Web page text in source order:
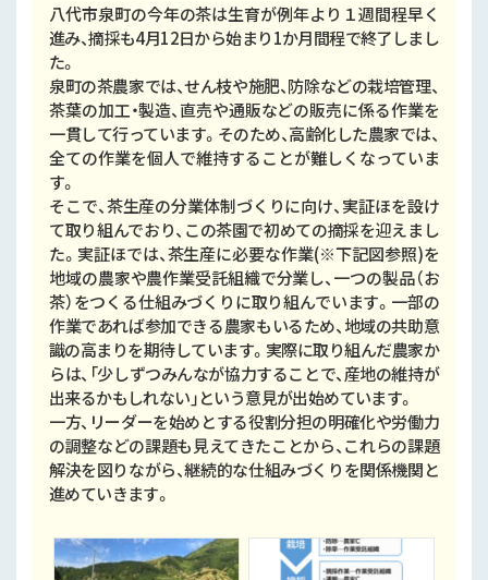
八代市泉町の今年の茶は生育が例年より１週間程早く
進み、摘採も4月12日から始まり1か月間程で終了しまし
た。
泉町の茶農家では、せん枝や施肥、防除などの栽培管理、
茶葉の加工・製造、直売や通販などの販売に係る作業を
一貫して行っています。そのため、高齢化した農家では、
全ての作業を個人で維持することが難しくなっていま
す。
そこで、茶生産の分業体制づくりに向け、実証ほを設け
て取り組んでおり、この茶園で初めての摘採を迎えまし
た。実証ほでは、茶生産に必要な作業(※下記図参照)を
地域の農家や農作業受託組織で分業し、一つの製品（お
茶）をつくる仕組みづくりに取り組んでいます。一部の
作業であれば参加できる農家もいるため、地域の共助意
識の高まりを期待しています。実際に取り組んだ農家か
らは、「少しずつみんなが協力することで、産地の維持が
出来るかもしれない」という意見が出始めています。
一方、リーダーを始めとする役割分担の明確化や労働力
の調整などの課題も見えてきたことから、これらの課題
解決を図りながら、継続的な仕組みづくりを関係機関と
進めていきます。